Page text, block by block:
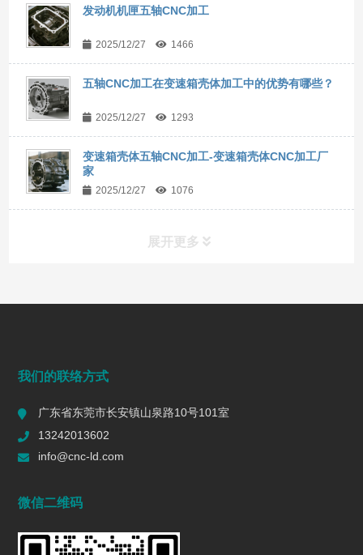
发动机机匣五轴CNC加工
2025/12/27 1466
五轴CNC加工在变速箱壳体加工中的优势有哪些？
2025/12/27 1293
变速箱壳体五轴CNC加工-变速箱壳体CNC加工厂
家
2025/12/27 1076
展开更多
2026/07/28 168
2026/01/13
五轴CNC加工在机匣制造中的难点是什么?
我们的联络方式
广东省东莞市长安镇山泉路10号101室
13242013602
info@cnc-ld.com
微信二维码